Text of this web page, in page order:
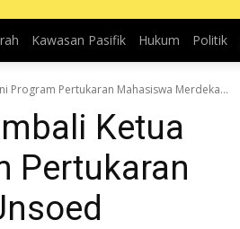
Kawasan Pasifik Hukum Politik
Program Pertukaran Mahasiswa Merdeka...
Ketua
Pertukaran